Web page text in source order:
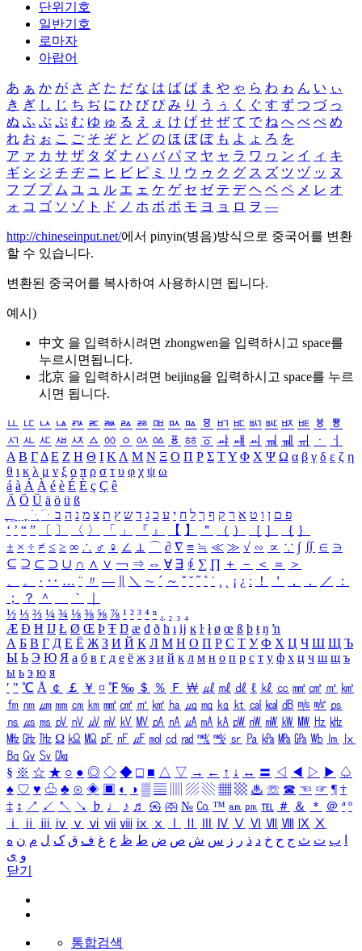
단위기호
일반기호
로마자
아랍어
あ ぁ か が さ ざ た だ な は ば ぱ ま や ゃ ら わ ゎ ん い ぃ
き ぎ し じ ち ぢ に ひ び ぴ み り う ぅ く ぐ す ず つ づ っ
ぬ ふ ぶ ぷ む ゆ ゅ る え ぇ け げ せ ぜ て で ね へ べ ぺ め
れ お ぉ こ ご そ ぞ と ど の ほ ぼ ぽ も よ ょ ろ を
ア ァ カ サ ザ タ ダ ナ ハ バ パ マ ヤ ャ ラ ワ ヮ ン イ ィ キ
ギ シ ジ チ ヂ ニ ヒ ビ ピ ミ リ ウ ゥ ク グ ス ズ ツ ヅ ッ ヌ
フ ブ プ ム ユ ュ ル エ ェ ケ ゲ セ ゼ テ デ ヘ ベ ペ メ レ オ
ォ コ ゴ ソ ゾ ト ド ノ ホ ボ ポ モ ヨ ョ ロ ヲ ―
http://chineseinput.net/에서 pinyin(병음)방식으로 중국어를 변환
할 수 있습니다.
변환된 중국어를 복사하여 사용하시면 됩니다.
예시)
中文 을 입력하시려면 zhongwen을 입력하시고 space를
누르시면됩니다.
北京 을 입력하시려면 beijing을 입력하시고 space를 누르
시면 됩니다.
ㅥ ㅦ ㅧ ㅨ ㅩ ㅪ ㅫ ㅬ ㅭ ㅮ ㅯ ㅰ ㅱ ㅲ ㅳ ㅴ ㅵ ㅶ ㅷ ㅸ
ㅹ
ㅺ ㅻ ㅼ ㅽ ㅾ ㅿ ㆀ ㆁ ㆂ ㆃ ㆄ ㆅ ㆆ ㆇ ㆈ ㆉ ㆊ ㆋ ㆌ ㆍ
ㆎ
Α Β ΓΔ Ε Ζ Η Θ Ι ΚΛ Μ Ν Ξ Ο Π Ρ Σ ΤΥ Φ Χ Ψ Ω α β γ δ ε ζ η
θ ι κ λ μ ν ξ ο π ρ σ τ υ φ χ ψ ω
á à Á À é è É È ç Ç ê
Ä Ö Ü ä ö ü ß
ִֶֹ ֻּ ׁׂ פ ם ן ו ט א ר ק ף ך ל ח י ע כ ג ד ש ץ ת צ מ נ ה ב
‘ ’ “ ” 〔 〕 〈 〉 「 」 『 』 【 】 ＂ （ ） ［ ］ ｛ ｝
± × ÷ ≠ ≤ ≥ ∞ ∴ ♂ ♀ ∠ ⊥ ⌒ ∂ ∇ ≡ ≒ ≪ ≫ √ ∽ ∝ ∵ ∫ ∬ ∈ ∋
⊆ ⊇ ⊂ ⊃ ∪ ∩ ∧ ∨ ￢ ⇒ ⇔ ∀ ∃ ∮ ∑ ∏ ＋ － ＜ ＝
＞
、
。 · ‥ … ¨ 〃 ― ＼ ∼ ´ ～ ˇ ˘ ˝ ˚ ˙ ¸ ¡ ¿ ː ！ ＇ ， ． ／
：
；
？ ＾ ｀
½ ⅓ ⅔ ¼ ¾ ⅛ ⅜ ⅝ ⅞ ¹ ² ³ ⁴ ⁿ ₁ ₂ ₃ ₄
Æ Ð Ħ Ĳ Ł Ø Œ Þ Ŧ Ŋ æ đ ð ħ ı ĳ ĸ ŀ ł ø œ ß þ ŧ ŋ ŉ
А Б В Г Д Е Ё Ж З И Й К Л М Н О П Р С Т У Ф Х Ц Ч Ш Щ Ъ
Ы Ь Э Ю Я а б в г д е ё ж з и й к л м н о п р с т у ф х ц ч ш щ ъ
ы ь э ю я
′ ″ ℃ Å ￠ ￡ ￥ ¤ ℉ ‰ ＄ ％ Ｆ ￦ ㎕ ㎖ ㎗ ℓ ㎘ ㏄ ㎣ ㎤ ㎥ ㎦
㎙ ㎚ ㎛ ㎜ ㎝ ㎞ ㎟ ㎠ ㎡ ㎢ ㏊ ㎍ ㎎ ㎏ ㏏ ㎈ ㎉ ㏈ ㎧ ㎨ ㎰
㎱ ㎲ ㎳ ㎴ ㎵ ㎶ ㎷ ㎸ ㎹ ㎀ ㎁ ㎂ ㎃ ㎄ ㎺ ㎻ ㎽ ㎾ ㎿ ㎐ ㎑
㎒ ㎓ ㎔ Ω ㏀ ㏁ ㎊ ㎋ ㎌ ㏖ ㏅ ㎭ ㎮ ㎯ ㏛ ㎩ ㎪ ㎫ ㎬ ㏝ ㏐
㏓
㏃ ㏉ ㏜ ㏆
§ ※ ☆ ★ ○ ● ◎ ◇ ◆ □ ■ △ ▽ → ← ↑ ↓ ↔ 〓 ◁ ◀ ▷ ▶ ♤
♠ ♡ ♥ ♧ ♣ ⊙ ◈ ▣ ◐ ◑ ▒ ▤ ▨ ▧ ▦ ▩ ♨ ☏ ☎ ☜ ☞ ¶ †
‡ ↕ ↗ ↙ ↖ ↘ ♭ ♩ ♪ ♬ ㉿ ㈜ № ㏇ ™ ㏂ ㏘ ℡ ＃ ＆ ＊ ＠ ª º
ⅰ
ⅱ ⅲ ⅳ ⅴ ⅵ ⅶ ⅷ ⅸ ⅹ Ⅳ Ⅴ Ⅵ Ⅶ Ⅷ Ⅸ Ⅹ
ب ت ث ج ح خ د ذ ر ز س ش ص ض ط ظ ع غ ف ق ک ل م ن ه
و ی
닫기
통합검색